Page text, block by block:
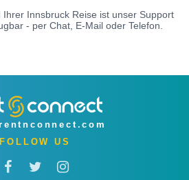
Innsbruck Reise ist unser Support
- per Chat, E-Mail oder Telefon.
FOLLOW US